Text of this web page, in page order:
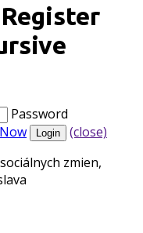
Password
(close)
zmien,